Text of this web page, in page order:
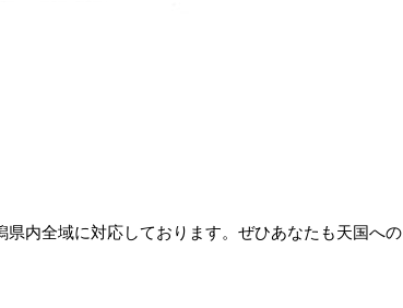
内全域に対応しております。ぜひあなたも天国への